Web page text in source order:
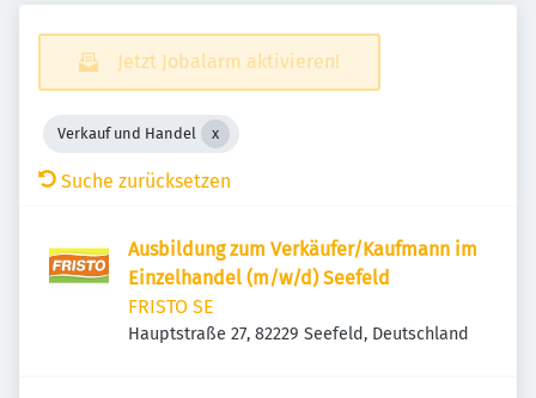
Jetzt Jobalarm aktivieren!
Verkauf und Handel
Suche zurücksetzen
Ausbildung zum Verkäufer/Kaufmann im
Einzelhandel (m/w/d) Seefeld
FRISTO SE
Hauptstraße 27, 82229 Seefeld, Deutschland